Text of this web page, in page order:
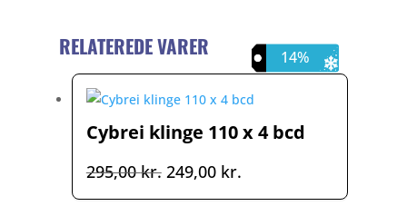
RELATEREDE VARER 16%
Cybrei klinge 110 x 4 bcd
295,00kr. Den
oprindelige
249,00 kr.
aktuelle
14%